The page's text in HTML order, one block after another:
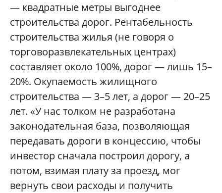
— квадратные метры выгоднее
строительства дорог. Рентабельность
строительства жилья (не говоря о
торговоразвлекательных центрах)
составляет около 100%, дорог — лишь 15–
20%. Окупаемость жилищного
строительства — 3–5 лет, а дорог — 20–25
лет. «У нас толком не разработана
законодательная база, позволяющая
передавать дороги в концессию, чтобы
инвестор сначала построил дорогу, а
потом, взимая плату за проезд, мог
вернуть свои расходы и получить